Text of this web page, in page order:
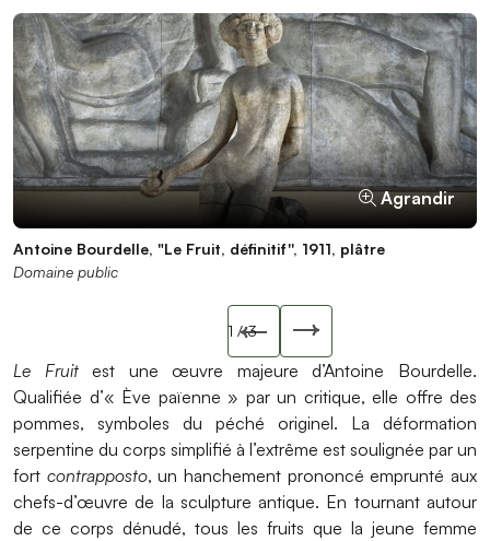
Slide précédente
Slide suivant
Agrandir
Antoine Bourdelle, "Le Fruit, définitif'', 1911, plâtre
Domaine public
Agrandir
Antoine Bourdelle, "Le Fruit, définitif'', 1911, plâtre
Domaine public
Agrandir
Antoine Bourdelle, "Le Fruit, définitif'', 1911, plâtre
Domaine public
1 / 3
Le Fruitest une œuvre majeure d’Antoine Bourdelle.
Qualifiée d’« Ève païenne » par un critique, elle offre des
pommes, symboles du péché originel. La déformation
serpentine du corps simplifié à l’extrême est soulignée par un
fort contrapposto, un hanchement prononcé emprunté aux
chefs-d’œuvre de la sculpture antique. En tournant autour
de ce corps dénudé, tous les fruits que la jeune femme